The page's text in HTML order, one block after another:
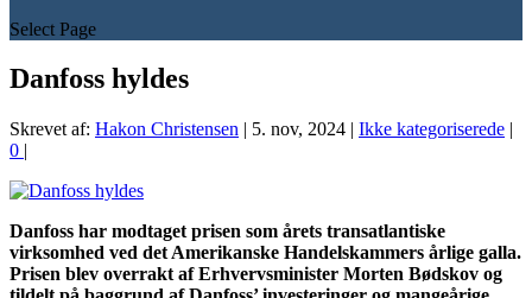
Select Page
Danfoss hyldes
Skrevet af: Hakon Christensen | 5. nov, 2024 | Ikke kategoriserede |
0 |
Danfoss har modtaget prisen som årets transatlantiske
virksomhed ved det Amerikanske Handelskammers årlige galla.
Prisen blev overrakt af Erhvervsminister Morten Bødskov og